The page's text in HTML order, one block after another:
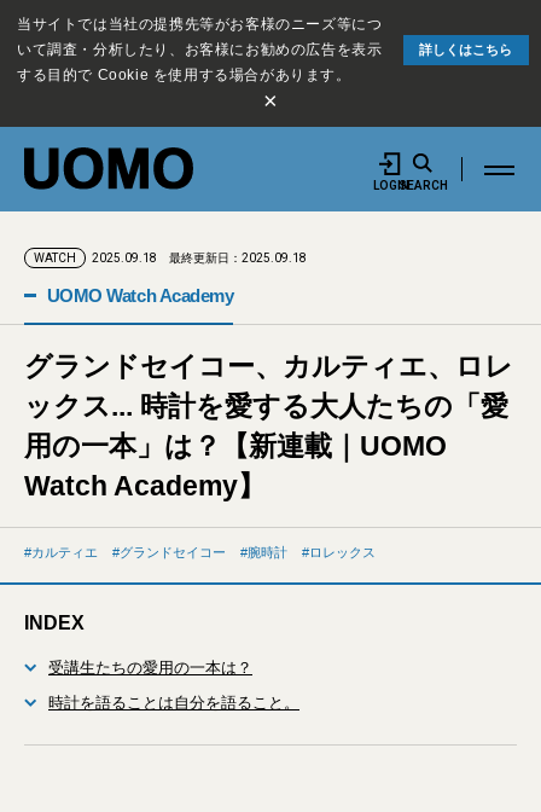
当サイトでは当社の提携先等がお客様のニーズ等につ
いて調査・分析したり、お客様にお勧めの広告を表示
する目的で Cookie を使用する場合があります。
詳しくはこちら
×
LOGINSEARCH
WATCH 2025.09.18 最終更新日：2025.09.18
UOMO Watch Academy
グランドセイコー、カルティエ、ロレ
ックス... 時計を愛する大人たちの「愛
用の一本」は？【新連載｜UOMO
Watch Academy】
カルティエ グランドセイコー 腕時計 ロレックス
INDEX
受講生たちの愛用の一本は？
時計を語ることは自分を語ること。